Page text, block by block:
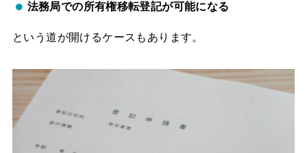
法務局での所有権移転登記が可能になる
という道が開けるケースもあります。